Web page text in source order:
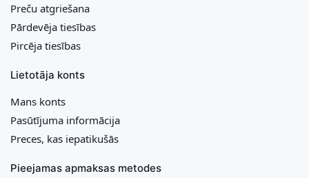
Preču atgriešana
Pārdevēja tiesības
Pircēja tiesības
Lietotāja konts
Mans konts
Pasūtījuma informācija
Preces, kas iepatikušās
Pieejamas apmaksas metodes